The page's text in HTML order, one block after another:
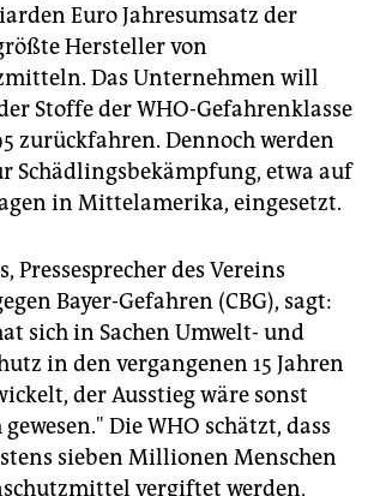
Euro Jahresumsatz der
Hersteller von
Das Unternehmen will
Stoffe der WHO-Gefahrenklasse
zurückfahren. Dennoch werden
Schädlingsbekämpfung, etwa auf
in Mittelamerika, eingesetzt.
Pressesprecher des Vereins
Bayer-Gefahren (CBG), sagt:
sich in Sachen Umwelt- und
in den vergangenen 15 Jahren
der Ausstieg wäre sonst
Die WHO schätzt, dass
sieben Millionen Menschen
vergiftet werden,